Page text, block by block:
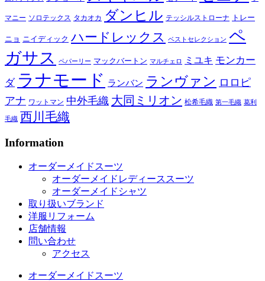
マニー ソロテックス タカオカ ダンヒル テッシルストローナ トレー
ニョ ニイディック ハードレックス ベストセレクション ペ
ガサス
ペパーリー マックバートン マルチェロ ミユキ モンカー
ダ ラナモード ランバン ランヴァン ロロピ
アナ ワットマン 中外毛織 大同ミリオン 松希毛織 第一毛織 葛利
毛織 西川毛織
Information
オーダーメイドスーツ
オーダーメイドレディーススーツ
オーダーメイドシャツ
取り扱いブランド
洋服リフォーム
店舗情報
問い合わせ
アクセス
オーダーメイドスーツ